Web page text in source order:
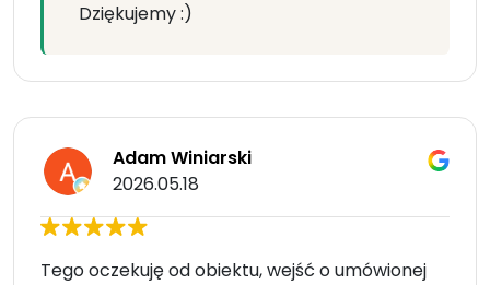
Dziękujemy :)
Adam Winiarski
2026.05.18
Tego oczekuję od obiektu, wejść o umówionej